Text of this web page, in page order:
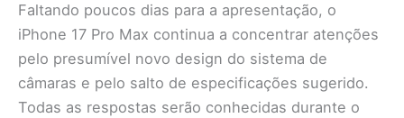
Faltando poucos dias para a apresentação, o
iPhone 17 Pro Max continua a concentrar atenções
pelo presumível novo design do sistema de
câmaras e pelo salto de especificações sugerido.
Todas as respostas serão conhecidas durante o